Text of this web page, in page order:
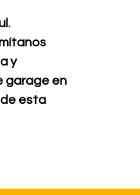
y
garage en
de esta